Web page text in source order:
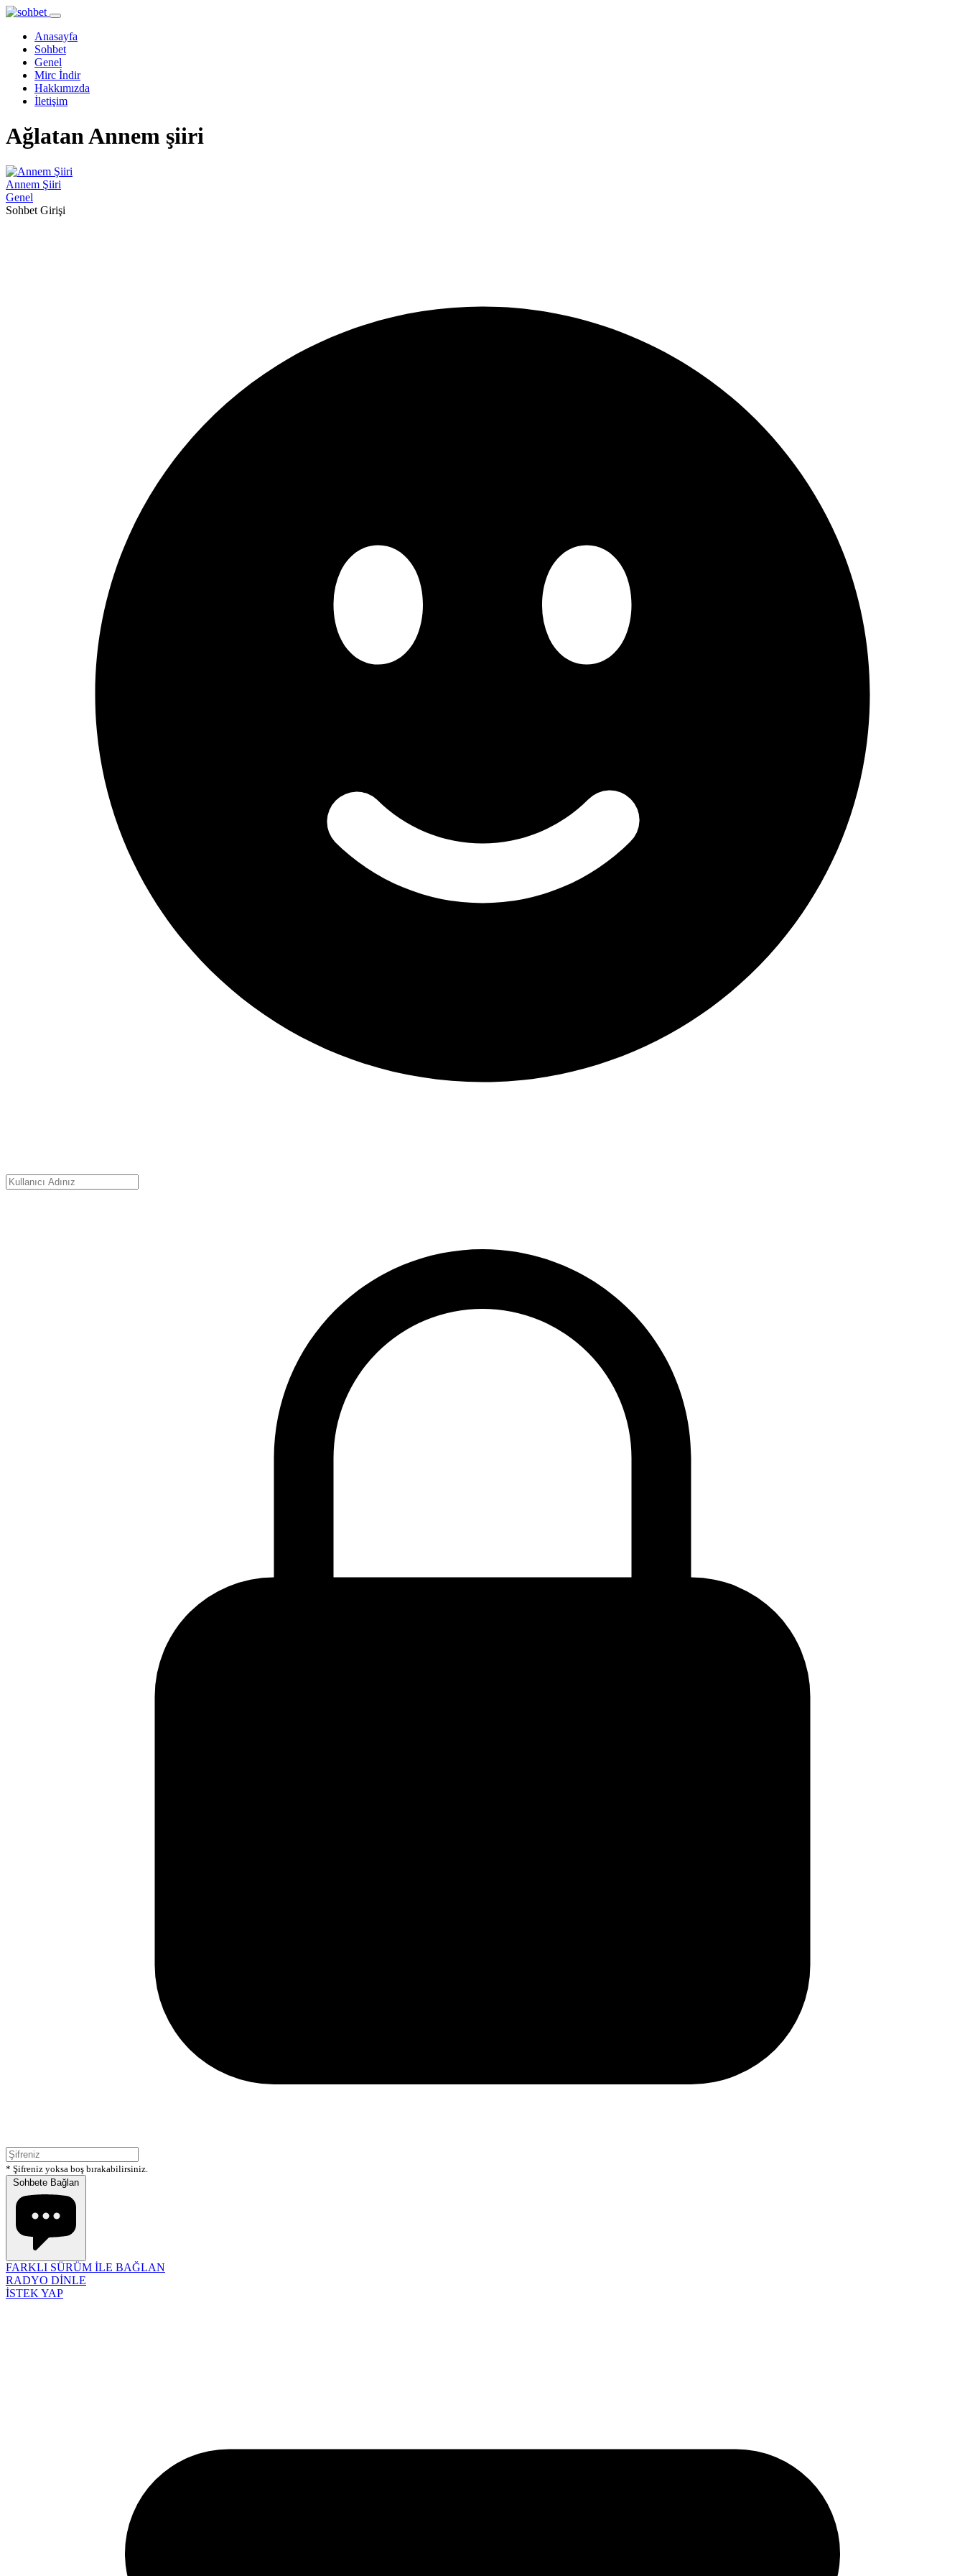
Anasayfa
Sohbet
Genel
Mirc İndir
Hakkımızda
İletişim
Ağlatan Annem şiiri
Annem Şiiri
Genel
Sohbet Girişi
* Şifreniz yoksa boş bırakabilirsiniz.
Sohbete Bağlan
FARKLI SÜRÜM İLE BAĞLAN
RADYO DİNLE
İSTEK YAP